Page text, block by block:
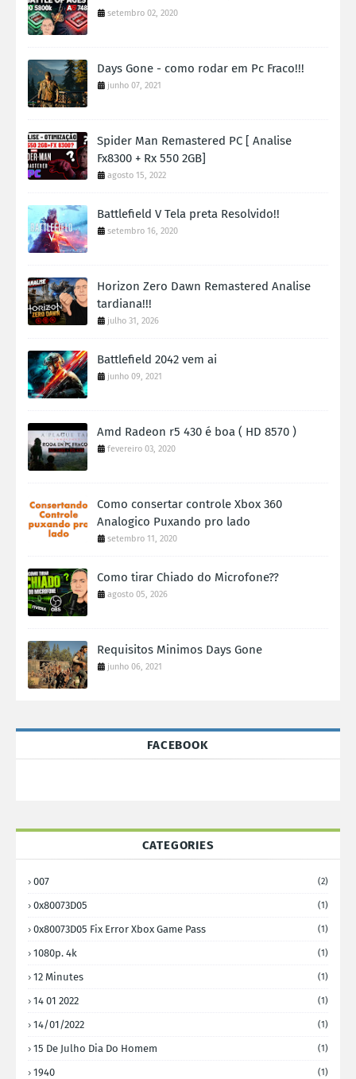
setembro 02, 2020
Days Gone - como rodar em Pc Fraco!!!
junho 07, 2021
Spider Man Remastered PC [ Analise
Fx8300 + Rx 550 2GB]
agosto 15, 2022
Battlefield V Tela preta Resolvido!!
setembro 16, 2020
Horizon Zero Dawn Remastered Analise
tardiana!!!
julho 31, 2026
Battlefield 2042 vem ai
junho 09, 2021
Amd Radeon r5 430 é boa ( HD 8570 )
fevereiro 03, 2020
Como consertar controle Xbox 360
Analogico Puxando pro lado
setembro 11, 2020
Como tirar Chiado do Microfone??
agosto 05, 2026
Requisitos Minimos Days Gone
junho 06, 2021
FACEBOOK
CATEGORIES
007 (2)
0x80073D05 (1)
0x80073D05 Fix Error Xbox Game Pass (1)
1080p. 4k (1)
12 Minutes (1)
14 01 2022 (1)
14/01/2022 (1)
15 De Julho Dia Do Homem (1)
1940 (1)